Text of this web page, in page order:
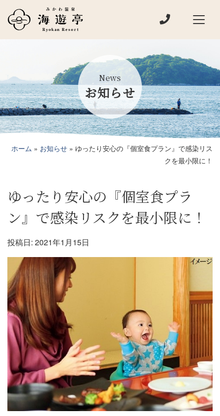
メインナビゲーション 電話でお問い
News
お知らせ
ホーム » お知らせ » ゆったり安心の『個室食プラン』で感染リス
クを最小限に！
ゆったり安心の『個室食プラ
ン』で感染リスクを最小限に！
投稿日: 2021年1月15日